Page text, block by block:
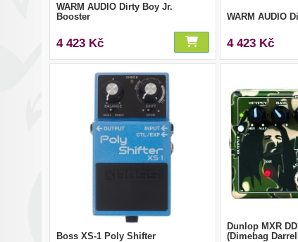
WARM AUDIO Dirty Boy Jr.
Booster
4 423 Kč
WARM AUDIO
4 423 Kč
Boss XS-1 Poly Shifter
Dunlop MXR
(Dimebag